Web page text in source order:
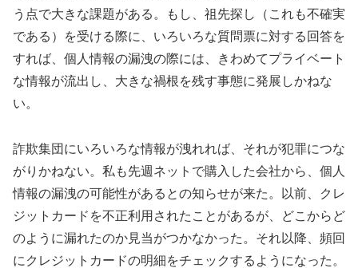
う点で大きな課題がある。もし、祖先探し（これも不確実
である）を受ける際に、いろいろな質問票に対する回答を
すれば、個人情報の漏洩の際には、きわめてプライベート
な情報が流出し、大きな禍根を残す事態に発展しかねな
い。
詐欺集団にいろいろな情報が洩れれば、それが犯罪につな
がりかねない。私も先週ネットで購入した会社から、個人
情報の漏洩の可能性があるとの知らせが来た。以前、クレ
ジットカードを不正利用されたことがあるが、どこからど
のように漏れたのか見当がつかなかった。それ以降、頻回
にクレジットカードの明細をチェックするようになった。